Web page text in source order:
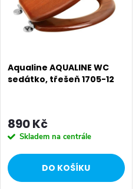
Aqualine AQUALINE WC
sedátko, třešeň 1705-12
890 Kč
Skladem na centrále
DO KOŠÍKU